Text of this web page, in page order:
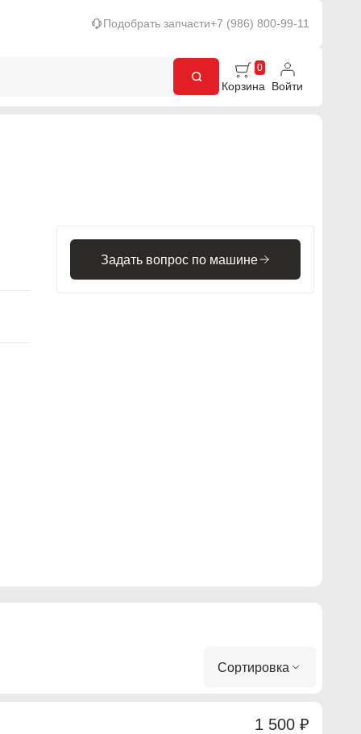
Подобрать запчасти+7 (986) 800-99-11
Корзина
0
Войти
Задать вопрос по машине
Сортировка
1 500 ₽